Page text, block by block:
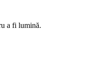
a fi lumină.